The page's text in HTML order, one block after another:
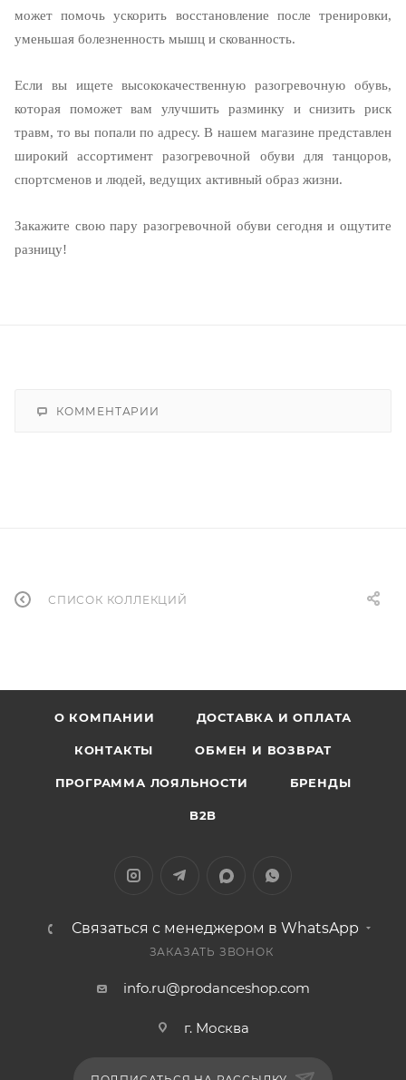
может помочь ускорить восстановление после тренировки,
уменьшая болезненность мышц и скованность.
Если вы ищете высококачественную разогревочную обувь,
которая поможет вам улучшить разминку и снизить риск
травм, то вы попали по адресу. В нашем магазине представлен
широкий ассортимент разогревочной обуви для танцоров,
спортсменов и людей, ведущих активный образ жизни.
Закажите свою пару разогревочной обуви сегодня и ощутите
разницу!
КОММЕНТАРИИ
СПИСОК КОЛЛЕКЦИЙ
О КОМПАНИИ ДОСТАВКА И ОПЛАТА
КОНТАКТЫ ОБМЕН И ВОЗВРАТ
ПРОГРАММА ЛОЯЛЬНОСТИ БРЕНДЫ
B2B
Связаться с менеджером в WhatsApp
ЗАКАЗАТЬ ЗВОНОК
info.ru@prodanceshop.com
г. Москва